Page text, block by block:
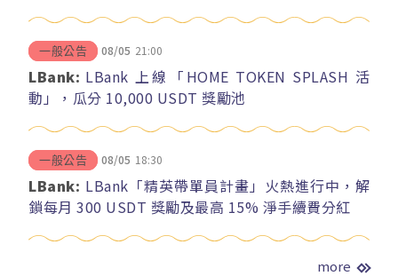
一般公告 08/05 21:00
LBank: LBank 上線「HOME TOKEN SPLASH 活
動」，瓜分 10,000 USDT 獎勵池
一般公告 08/05 18:30
LBank: LBank「精英帶單員計畫」火熱進行中，解
鎖每月 300 USDT 獎勵及最高 15% 淨手續費分紅
more